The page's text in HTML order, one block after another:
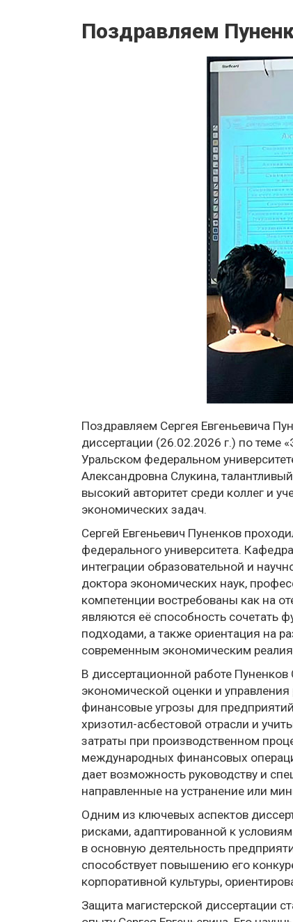
Поздравляем
Поздравляем Сергея Евгеньевича
диссертации (26.02.2026 г.) по теме
Уральском федеральном
Александровна Слукина,
высокий авторитет среди коллег и
экономических задач.
Сергей Евгеньевич Пуненков
федерального университета.
интеграции образовательной и
доктора экономических наук,
компетенции востребованы как на
являются её способность
подходами, а также ориентация на
современным экономическим
В диссертационной работе
экономической оценки и
финансовые угрозы для
хризотил-асбестовой отрасли и
затраты при производственном
международных финансовых
дает возможность руководству и
направленные на устранение или
Одним из ключевых аспектов
рисками, адаптированной к
в основную деятельность
способствует повышению его
корпоративной культуры,
Защита магистерской диссертации